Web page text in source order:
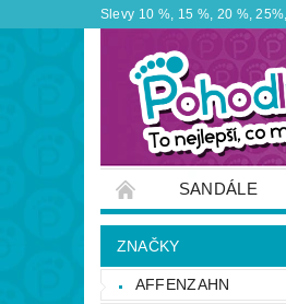
Slevy 10 %, 15 %, 20 %,
SANDÁLE
ZNAČKY
OTEVÍRACÍ DOBA
ZNAČKY
AFFENZAHN